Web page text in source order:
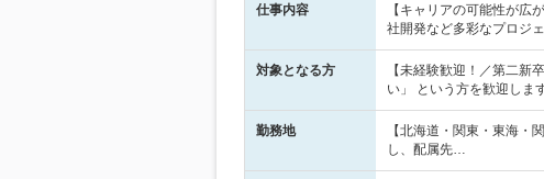
仕事内容
【キャリアの可能性が広
社開発など多彩なプロジ
対象となる方
【未経験歓迎！／第二新
い」 という方を歓迎しま
勤務地
【北海道・関東・東海
し、配属先…